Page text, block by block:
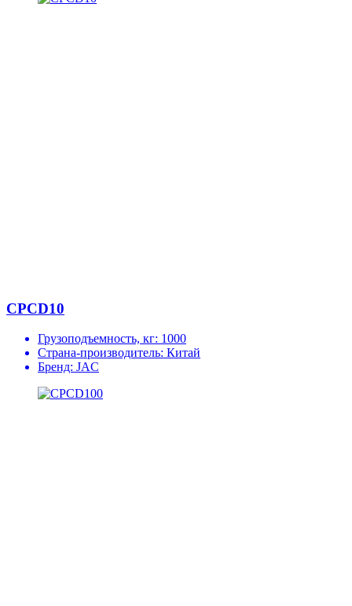
CPCD10
Грузоподъемность, кг: 1000
Страна-производитель: Китай
Бренд: JAC